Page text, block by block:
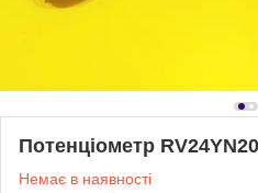
Потенціометр
Немає в наявності